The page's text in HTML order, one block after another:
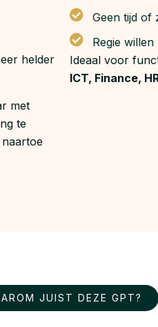
helder
met
te
Geen tijd of
Regie
Ideaal voor
ICT, Finance,
JUIST DEZE GPT?